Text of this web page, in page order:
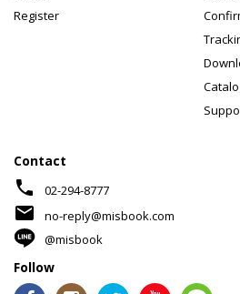
Register
Contact
phone 02-294-8777
mail
no-reply@misbook.com
@misbook
Follow